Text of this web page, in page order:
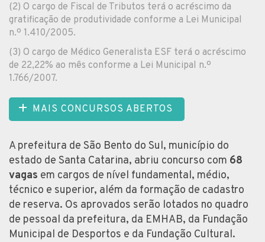
(2) O cargo de Fiscal de Tributos terá o acréscimo da
gratificação de produtividade conforme a Lei Municipal
n.º 1.410/2005.
(3) O cargo de Médico Generalista ESF terá o acréscimo
de 22,22% ao mês conforme a Lei Municipal n.º
1.766/2007.
MAIS CONCURSOS ABERTOS
A prefeitura de São Bento do Sul, município do
estado de Santa Catarina, abriu concurso com 68
vagas em cargos de nível fundamental, médio,
técnico e superior, além da formação de cadastro
de reserva. Os aprovados serão lotados no quadro
de pessoal da prefeitura, da EMHAB, da Fundação
Municipal de Desportos e da Fundação Cultural.